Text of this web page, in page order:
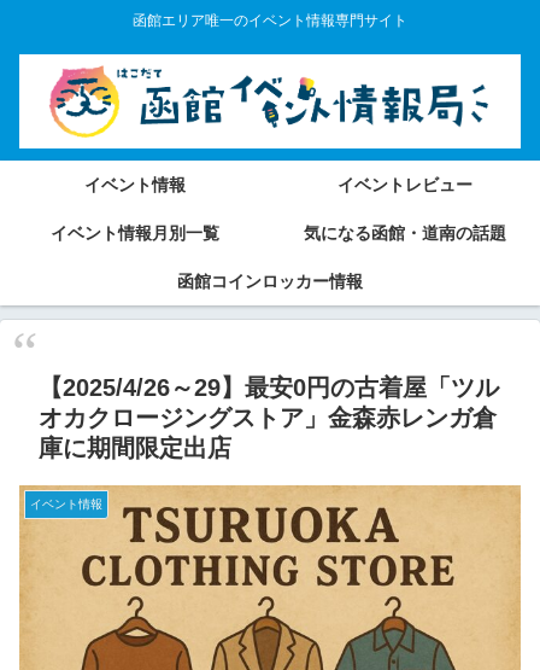
函館エリア唯一のイベント情報専門サイト
イベント情報 イベントレビュー
イベント情報月別一覧 気になる函館・道南の話題
函館コインロッカー情報
【2025/4/26～29】最安0円の古着屋「ツル
オカクロージングストア」金森赤レンガ倉
庫に期間限定出店
イベント情報